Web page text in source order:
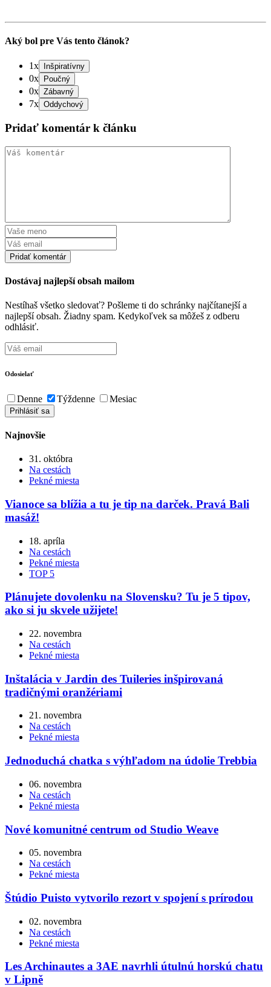
Aký bol pre Vás tento článok?
1x
0x
0x
7x
Pridať komentár k článku
Dostávaj najlepší obsah mailom
Nestíhaš všetko sledovať? Pošleme ti do schránky najčítanejší a
najlepší obsah. Žiadny spam. Kedykoľvek sa môžeš z odberu
odhlásiť.
Odosielať
Denne Týždenne Mesiac
Najnovšie
31. októbra
Na cestách
Pekné miesta
Vianoce sa blížia a tu je tip na darček. Pravá Bali
masáž!
18. apríla
Na cestách
Pekné miesta
TOP 5
Plánujete dovolenku na Slovensku? Tu je 5 tipov,
ako si ju skvele užijete!
22. novembra
Na cestách
Pekné miesta
Inštalácia v Jardin des Tuileries inšpirovaná
tradičnými oranžériami
21. novembra
Na cestách
Pekné miesta
Jednoduchá chatka s výhľadom na údolie Trebbia
06. novembra
Na cestách
Pekné miesta
Nové komunitné centrum od Studio Weave
05. novembra
Na cestách
Pekné miesta
Štúdio Puisto vytvorilo rezort v spojení s prírodou
02. novembra
Na cestách
Pekné miesta
Les Archinautes a 3AE navrhli útulnú horskú chatu
v Lipně